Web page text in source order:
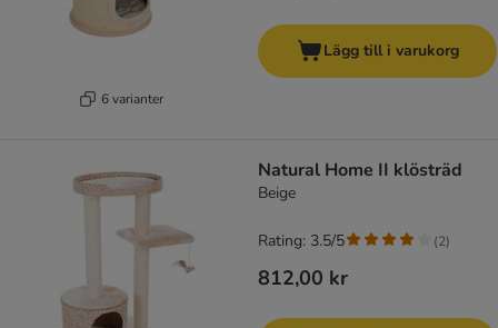
6 varianter
Lägg till i varukorg
Natural Home II klösträd
Beige
812,00 kr
Rating: 3.5/5 (2)